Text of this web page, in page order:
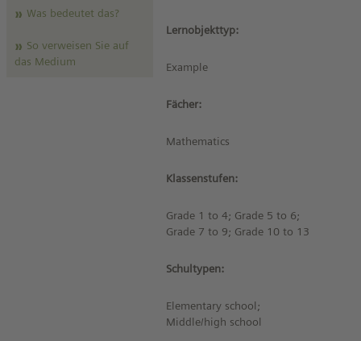
Was bedeutet das?
So verweisen Sie auf
das Medium
Lernobjekttyp:
Example
Fächer:
Mathematics
Klassenstufen:
Grade 1 to 4; Grade 5 to 6;
Grade 7 to 9; Grade 10 to 13
Schultypen:
Elementary school;
Middle/high school